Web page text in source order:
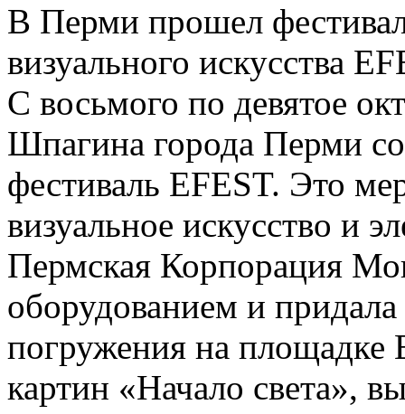
В Перми прошел
визуального искусства
C восьмого по девятое
Шпагина города Перми
фестиваль EFEST. Это
визуальное искусство и
Пермская Корпорация
оборудованием и
погружения на площадке
картин «Начало света»,